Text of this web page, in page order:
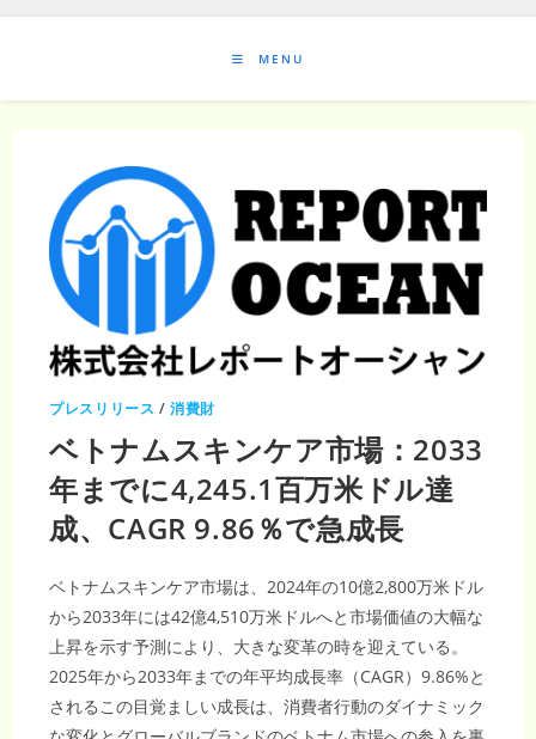
MENU
プレスリリース /消費財
ベトナムスキンケア市場：2033
年までに4,245.1百万米ドル達
成、CAGR 9.86％で急成長
ベトナムスキンケア市場は、2024年の10億2,800万米ドル
から2033年には42億4,510万米ドルへと市場価値の大幅な
上昇を示す予測により、大きな変革の時を迎えている。
2025年から2033年までの年平均成長率（CAGR）9.86%と
されるこの目覚ましい成長は、消費者行動のダイナミック